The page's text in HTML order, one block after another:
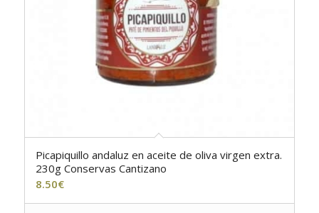
5.00
Picapiquillo andaluz en aceite de oliva virgen extra.
230g Conservas Cantizano
8.50€